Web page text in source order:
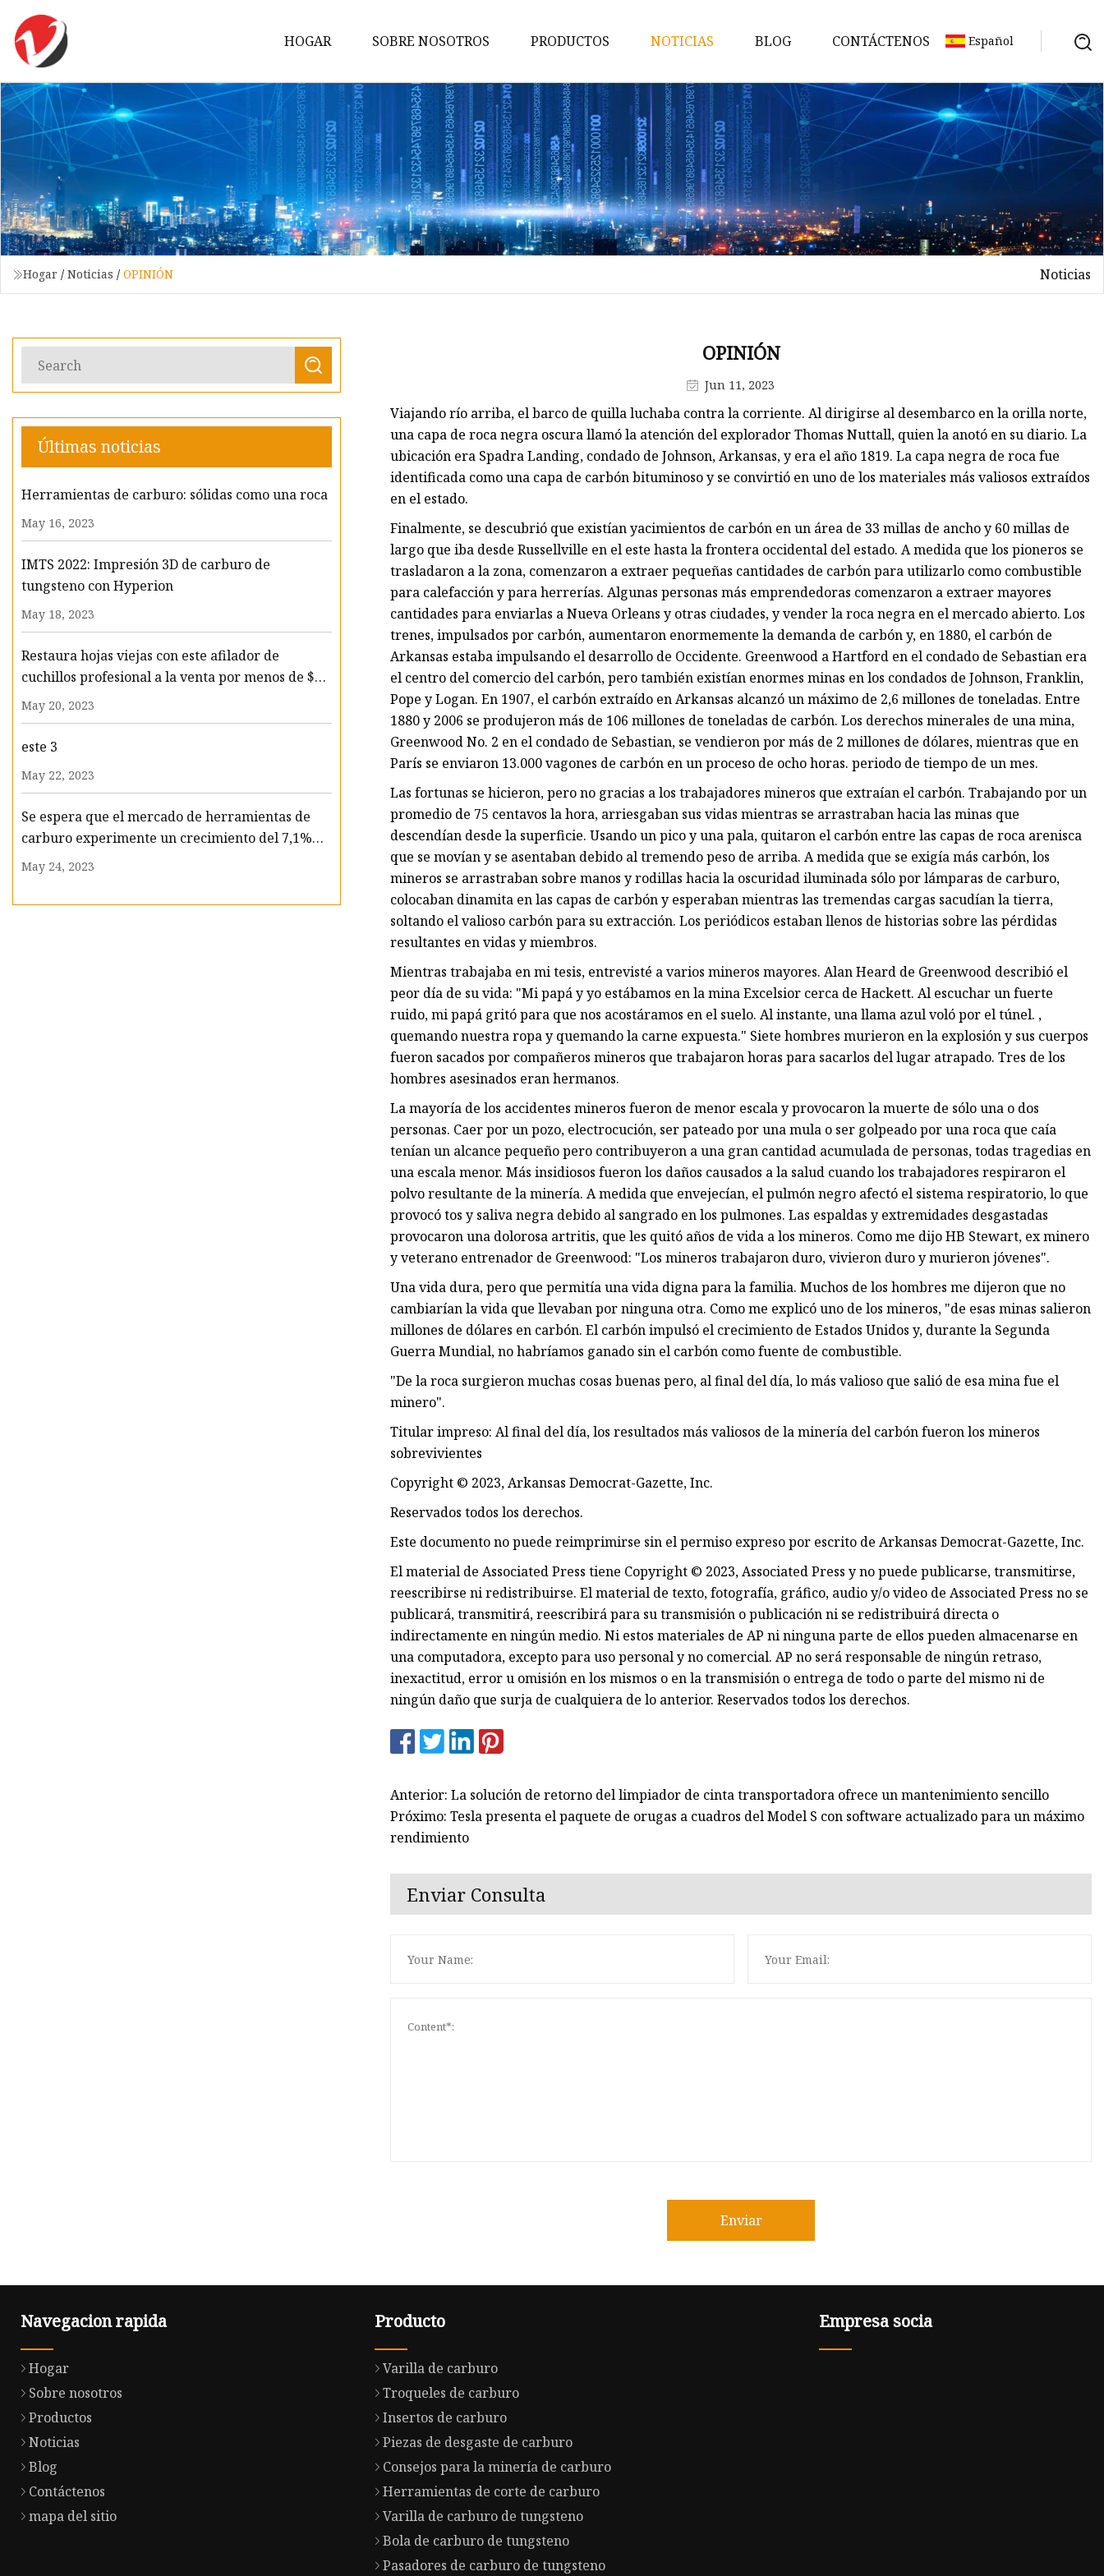
HOGAR SOBRE NOSOTROS PRODUCTOS
Varilla de carburo
Troqueles de carburo
Insertos de carburo
Piezas de desgaste de carburo
Consejos para la minería de
carburo
carburo
Bola de carburo de tungsteno
Pasadores de carburo de
tungsteno
Rollos de carburo de tungsteno
Placa de carburo de tungsteno
NOTICIAS BLOG CONTÁCTENOS Español
Hogar / Noticias / OPINIÓN Noticias
Últimas noticias
Herramientas de carburo: sólidas como una roca
May 16, 2023
IMTS 2022: Impresión 3D de carburo de
tungsteno con Hyperion
May 18, 2023
Restaura hojas viejas con este afilador de
cuchillos profesional a la venta por menos de $70
ahora
May 20, 2023
este 3
May 22, 2023
Se espera que el mercado de herramientas de
carburo experimente un crecimiento del 7,1%
CAGR para 2033
May 24, 2023
OPINIÓN
Jun 11, 2023
Viajando río arriba, el barco de quilla luchaba contra la corriente. Al dirigirse al desembarco en la orilla norte,
una capa de roca negra oscura llamó la atención del explorador Thomas Nuttall, quien la anotó en su diario. La
ubicación era Spadra Landing, condado de Johnson, Arkansas, y era el año 1819. La capa negra de roca fue
identificada como una capa de carbón bituminoso y se convirtió en uno de los materiales más valiosos extraídos
en el estado.
Finalmente, se descubrió que existían yacimientos de carbón en un área de 33 millas de ancho y 60 millas de
largo que iba desde Russellville en el este hasta la frontera occidental del estado. A medida que los pioneros se
trasladaron a la zona, comenzaron a extraer pequeñas cantidades de carbón para utilizarlo como combustible
para calefacción y para herrerías. Algunas personas más emprendedoras comenzaron a extraer mayores
cantidades para enviarlas a Nueva Orleans y otras ciudades, y vender la roca negra en el mercado abierto. Los
trenes, impulsados ​​por carbón, aumentaron enormemente la demanda de carbón y, en 1880, el carbón de
Arkansas estaba impulsando el desarrollo de Occidente. Greenwood a Hartford en el condado de Sebastian era
el centro del comercio del carbón, pero también existían enormes minas en los condados de Johnson, Franklin,
Pope y Logan. En 1907, el carbón extraído en Arkansas alcanzó un máximo de 2,6 millones de toneladas. Entre
1880 y 2006 se produjeron más de 106 millones de toneladas de carbón. Los derechos minerales de una mina,
Greenwood No. 2 en el condado de Sebastian, se vendieron por más de 2 millones de dólares, mientras que en
París se enviaron 13.000 vagones de carbón en un proceso de ocho horas. periodo de tiempo de un mes.
Las fortunas se hicieron, pero no gracias a los trabajadores mineros que extraían el carbón. Trabajando por un
promedio de 75 centavos la hora, arriesgaban sus vidas mientras se arrastraban hacia las minas que
descendían desde la superficie. Usando un pico y una pala, quitaron el carbón entre las capas de roca arenisca
que se movían y se asentaban debido al tremendo peso de arriba. A medida que se exigía más carbón, los
mineros se arrastraban sobre manos y rodillas hacia la oscuridad iluminada sólo por lámparas de carburo,
colocaban dinamita en las capas de carbón y esperaban mientras las tremendas cargas sacudían la tierra,
soltando el valioso carbón para su extracción. Los periódicos estaban llenos de historias sobre las pérdidas
resultantes en vidas y miembros.
Mientras trabajaba en mi tesis, entrevisté a varios mineros mayores. Alan Heard de Greenwood describió el
peor día de su vida: "Mi papá y yo estábamos en la mina Excelsior cerca de Hackett. Al escuchar un fuerte
ruido, mi papá gritó para que nos acostáramos en el suelo. Al instante, una llama azul voló por el túnel. ,
quemando nuestra ropa y quemando la carne expuesta." Siete hombres murieron en la explosión y sus cuerpos
fueron sacados por compañeros mineros que trabajaron horas para sacarlos del lugar atrapado. Tres de los
hombres asesinados eran hermanos.
La mayoría de los accidentes mineros fueron de menor escala y provocaron la muerte de sólo una o dos
personas. Caer por un pozo, electrocución, ser pateado por una mula o ser golpeado por una roca que caía
tenían un alcance pequeño pero contribuyeron a una gran cantidad acumulada de personas, todas tragedias en
una escala menor. Más insidiosos fueron los daños causados ​​a la salud cuando los trabajadores respiraron el
polvo resultante de la minería. A medida que envejecían, el pulmón negro afectó el sistema respiratorio, lo que
provocó tos y saliva negra debido al sangrado en los pulmones. Las espaldas y extremidades desgastadas
provocaron una dolorosa artritis, que les quitó años de vida a los mineros. Como me dijo HB Stewart, ex minero
y veterano entrenador de Greenwood: "Los mineros trabajaron duro, vivieron duro y murieron jóvenes".
Una vida dura, pero que permitía una vida digna para la familia. Muchos de los hombres me dijeron que no
cambiarían la vida que llevaban por ninguna otra. Como me explicó uno de los mineros, "de esas minas salieron
millones de dólares en carbón. El carbón impulsó el crecimiento de Estados Unidos y, durante la Segunda
Guerra Mundial, no habríamos ganado sin el carbón como fuente de combustible.
"De la roca surgieron muchas cosas buenas pero, al final del día, lo más valioso que salió de esa mina fue el
minero".
Titular impreso: Al final del día, los resultados más valiosos de la minería del carbón fueron los mineros
sobrevivientes
Copyright © 2023, Arkansas Democrat-Gazette, Inc.
Reservados todos los derechos.
Este documento no puede reimprimirse sin el permiso expreso por escrito de Arkansas Democrat-Gazette, Inc.
El material de Associated Press tiene Copyright © 2023, Associated Press y no puede publicarse, transmitirse,
reescribirse ni redistribuirse. El material de texto, fotografía, gráfico, audio y/o video de Associated Press no se
publicará, transmitirá, reescribirá para su transmisión o publicación ni se redistribuirá directa o
indirectamente en ningún medio. Ni estos materiales de AP ni ninguna parte de ellos pueden almacenarse en
una computadora, excepto para uso personal y no comercial. AP no será responsable de ningún retraso,
inexactitud, error u omisión en los mismos o en la transmisión o entrega de todo o parte del mismo ni de
ningún daño que surja de cualquiera de lo anterior. Reservados todos los derechos.
Anterior: La solución de retorno del limpiador de cinta transportadora ofrece un mantenimiento sencillo
Próximo: Tesla presenta el paquete de orugas a cuadros del Model S con software actualizado para un máximo
rendimiento
Enviar Consulta
Enviar
Navegacion rapida
Hogar
Sobre nosotros
Productos
Noticias
Blog
Contáctenos
mapa del sitio
Producto
Varilla de carburo
Troqueles de carburo
Insertos de carburo
Piezas de desgaste de carburo
Consejos para la minería de carburo
Herramientas de corte de carburo
Varilla de carburo de tungsteno
Bola de carburo de tungsteno
Pasadores de carburo de tungsteno
Empresa socia